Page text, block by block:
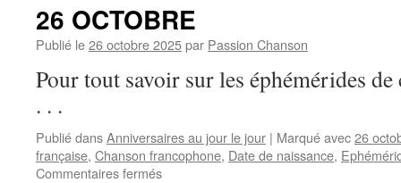
26 OCTOBRE
Publié le26 octobre 2025par Passion Chanson
Pour tout savoir sur les éphémérides
. . .
Publié dansAnniversaires au jour le jour | Marqué avec26
française, Chanson francophone, Date de naissance,
Commentaires ferméssur